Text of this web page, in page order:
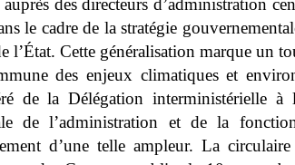
des directeurs d’administration
le cadre de la stratégie
l’État. Cette généralisation marque un
des enjeux climatiques et
de la Délégation interministérielle
de l’administration et de la
d’une telle ampleur. La